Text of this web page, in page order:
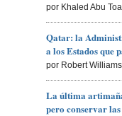
por Khaled Abu
Qatar: la
a los Estados
por Robert Williams
La última
pero conservar